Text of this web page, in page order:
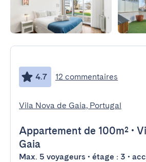
4.7 12 commentaires
Vila Nova de Gaia, Portugal
Appartement de 100m² •
Gaia
Max. 5 voyageurs • étage : 3 •